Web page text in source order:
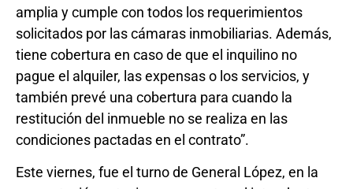
amplia y cumple con todos los requerimientos
solicitados por las cámaras inmobiliarias. Además,
tiene cobertura en caso de que el inquilino no
pague el alquiler, las expensas o los servicios, y
también prevé una cobertura para cuando la
restitución del inmueble no se realiza en las
condiciones pactadas en el contrato”.
Este viernes, fue el turno de General López, en la